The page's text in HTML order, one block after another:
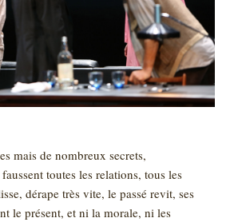
mais de nombreux secrets,
toutes les relations, tous les
dérape très vite, le passé revit, ses
le présent, et ni la morale, ni les